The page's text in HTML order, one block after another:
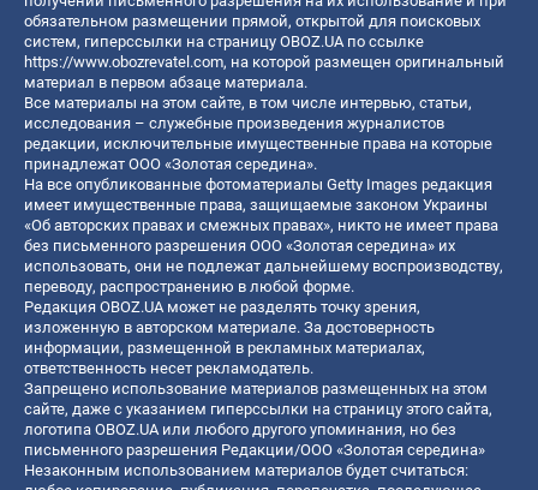
обязательном размещении прямой, открытой для поисковых
систем, гиперссылки на страницу OBOZ.UA по ссылке
https://www.obozrevatel.com, на которой размещен оригинальный
материал в первом абзаце материала.
Все материалы на этом сайте, в том числе интервью, статьи,
исследования – служебные произведения журналистов
редакции, исключительные имущественные права на которые
принадлежат ООО «Золотая середина».
На все опубликованные фотоматериалы Getty Images редакция
имеет имущественные права, защищаемые законом Украины
«Об авторских правах и смежных правах», никто не имеет права
без письменного разрешения ООО «Золотая середина» их
использовать, они не подлежат дальнейшему воспроизводству,
переводу, распространению в любой форме.
Редакция OBOZ.UA может не разделять точку зрения,
изложенную в авторском материале. За достоверность
информации, размещенной в рекламных материалах,
ответственность несет рекламодатель.
Запрещено использование материалов размещенных на этом
сайте, даже с указанием гиперссылки на страницу этого сайта,
логотипа OBOZ.UA или любого другого упоминания, но без
письменного разрешения Редакции/ООО «Золотая середина»
Незаконным использованием материалов будет считаться: